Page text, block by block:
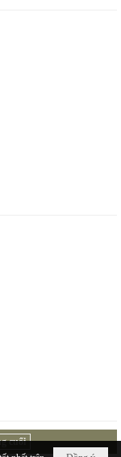
cuối